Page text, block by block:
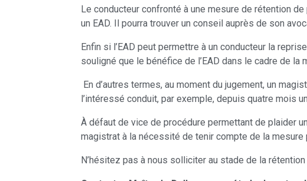
Le conducteur confronté à une mesure de rétention
un EAD. Il pourra trouver un conseil auprès de son
Enfin si l’EAD peut permettre à un conducteur la
souligné que le bénéfice de l’EAD dans le cadre de
En d’autres termes, au moment du jugement, un
l’intéressé conduit, par exemple, depuis quatre mois
À défaut de vice de procédure permettant de plaider
magistrat à la nécessité de tenir compte de la
N’hésitez pas à nous solliciter au stade de la